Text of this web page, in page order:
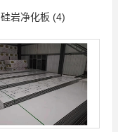
硅岩净化板 (4)